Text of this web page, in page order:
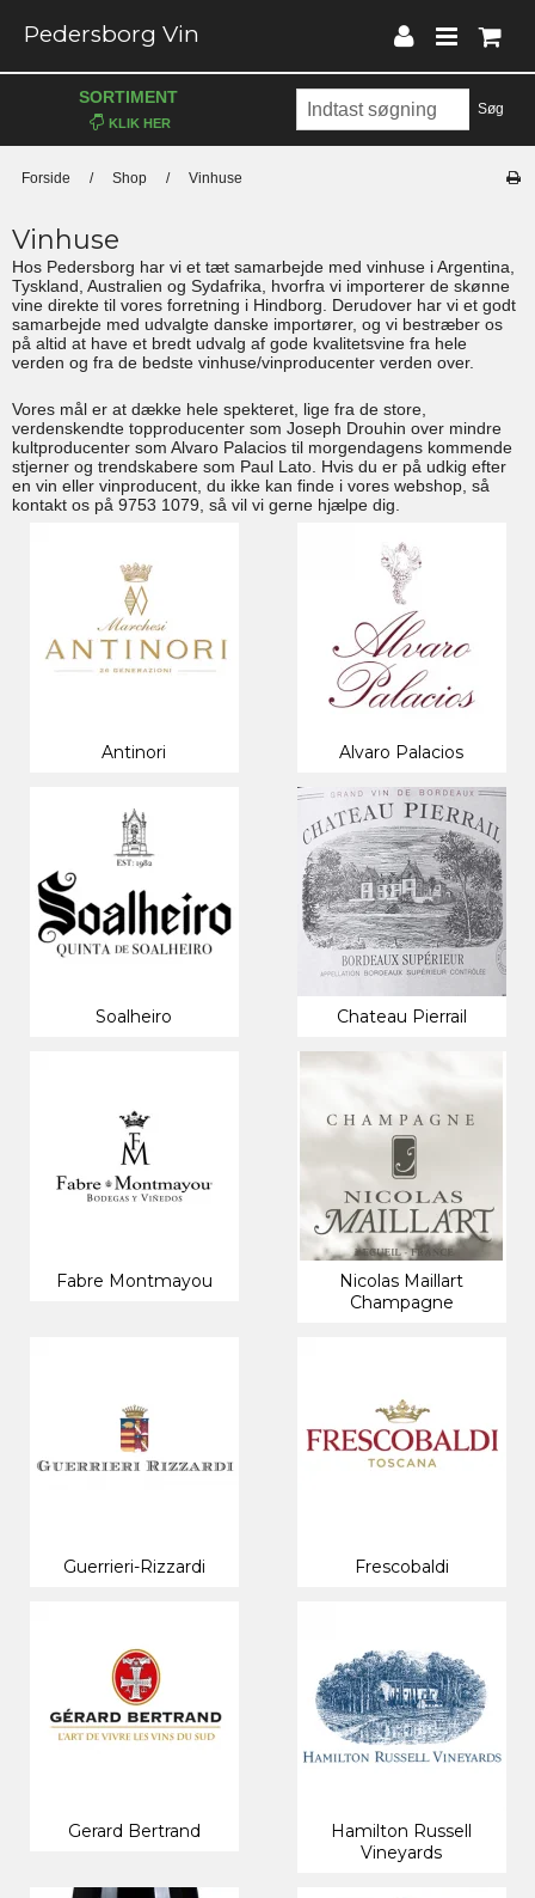
Pedersborg Vin
Søg
SORTIMENT
Forside / Shop / Vinhuse
Vinhuse
Hos Pedersborg har vi et tæt samarbejde med vinhuse i Argentina,
Tyskland, Australien og Sydafrika, hvorfra vi importerer de skønne
vine direkte til vores forretning i Hindborg. Derudover har vi et godt
samarbejde med udvalgte danske importører, og vi bestræber os
på altid at have et bredt udvalg af gode kvalitetsvine fra hele
verden og fra de bedste vinhuse/vinproducenter verden over.
Vores mål er at dække hele spekteret, lige fra de store,
verdenskendte topproducenter som Joseph Drouhin over mindre
kultproducenter som Alvaro Palacios til morgendagens kommende
stjerner og trendskabere som Paul Lato. Hvis du er på udkig efter
en vin eller vinproducent, du ikke kan finde i vores webshop, så
kontakt os på 9753 1079, så vil vi gerne hjælpe dig.
Antinori Alvaro Palacios
Soalheiro Chateau Pierrail
Fabre Montmayou
Nicolas Maillart
Champagne
Guerrieri-Rizzardi Frescobaldi
Gerard Bertrand
Hamilton Russell
Vineyards